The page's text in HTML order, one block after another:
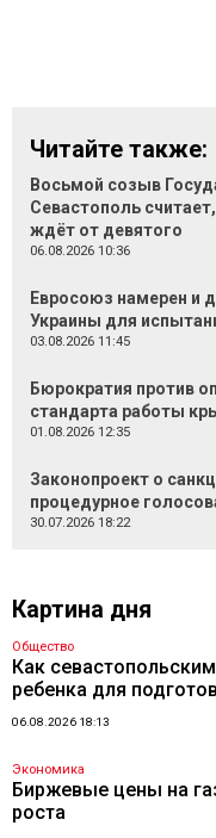
Читайте также:
Восьмой созыв
Севастополь
ждёт от девятого
06.08.2026 10:36
Евросоюз намерен и
Украины для
03.08.2026 11:45
Бюрократия против
стандарта работы
01.08.2026 12:35
Законопроект о
процедурное
30.07.2026 18:22
Картина дня
Общество
Как
ребенка для
06.08.2026 18:13
Экономика
Биржевые цены на
роста